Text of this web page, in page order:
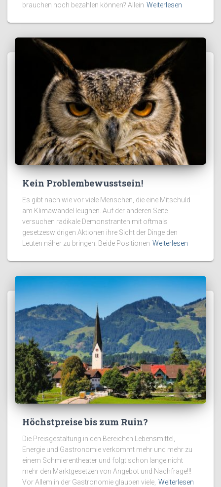
brauchen noch bezahlen können? Allein Weiterlesen
Kein Problembewusstsein!
Es gibt nach wie vor viele Menschen, die eine Mitschuld
am Klimawandel leugnen. Auf der anderen Seite
versuchen radikale Demonstranten mit oftmals
gesetzeswidrigen Aktionen ihre Sicht der Dinge den
Leuten näher zu bringen. Beide Positionen Weiterlesen
Höchstpreise bis zum Ruin?
Die Preisgestaltung in den Bereichen Lebensmittel,
Energie und Gastronomie verkommt mehr und mehr zu
einem Schmierentheater und folgt schon lange nicht
mehr den Marktgesetzen von Angebot und Nachfrage!!!
Vor Allem in der Gastronomie glauben viele, Weiterlesen